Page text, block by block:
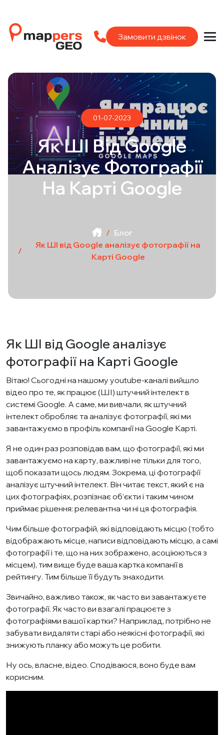
Замовити дзвінок
01-07-2023
Як ШІ Від Google
Аналізує Фотографії
На Карті Google
Блог
Як ШІ від Google аналізує фотографії на
Карті Google
Як ШІ від Google аналізує
фотографії на Карті Google
Вітаю! Сьогодні на нашому youtube-каналі вийшло
відео про те, як працює (ШІ) штучний інтелект в
системі Google. А саме, ми вивчали, як штучний
інтелект обробляє та аналізує фотографії, які ми
завантажуємо в профіль компанії на Google Карті.
Я не один раз розповідав вам, що фотографії, які ми
завантажуємо на карту, важливі не тільки для того,
щоб показати щось людям. Зокрема, ці фотографії
аналізує штучний інтелект. Він читає текст, який є на
цих фотографіях, розпізнає об’єкти і таким чином
приймає рішення: релевантна чи ні ця фотографія.
Чим більше фотографій, які відповідають місцю (тобто
відображають місце, написи відповідають місцю, а самі
фотографії і те, що на них зображено, асоціюються з
місцем), тим вище буде ваша картка компанії в
рейтингу. Тим більше її будуть знаходити.
Звичайно, важливо також, як часто ви завантажуєте
фотографії. Як часто ви взагалі працюєте з
фотографіями вашої картки? Наприклад, потрібно не
забувати видаляти старі або неякісні фотографії, які
знижують планку або можуть це робити.
Ну ось, власне, відео. Сподіваюся, воно буде вам
корисним.